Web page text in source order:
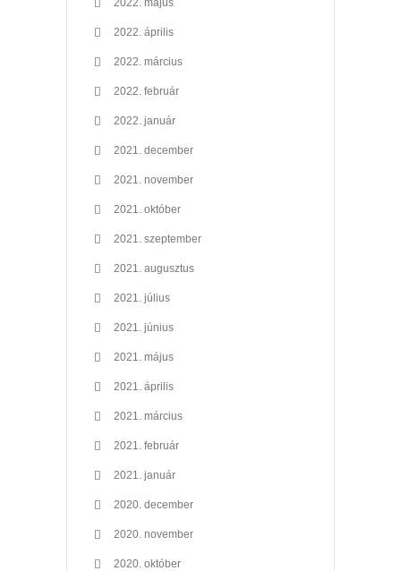
2022. május
2022. április
2022. március
2022. február
2022. január
2021. december
2021. november
2021. október
2021. szeptember
2021. augusztus
2021. július
2021. június
2021. május
2021. április
2021. március
2021. február
2021. január
2020. december
2020. november
2020. október